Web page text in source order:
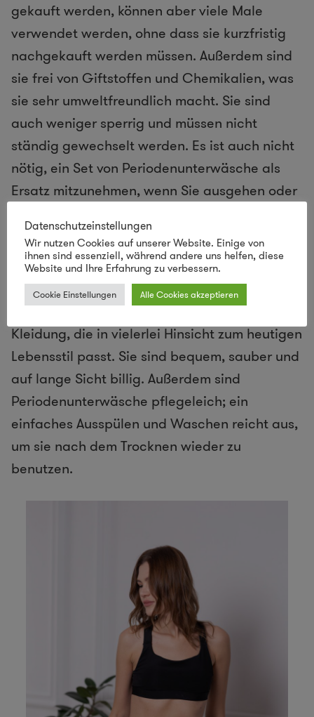
gekauft werden, können aber viele Male
verwendet werden, ohne dass sie kurzfristig
nachgekauft werden müssen. Außerdem sind
sie frei von Giftstoffen und Chemikalien, was
sie sehr umweltfreundlich macht. Sie sind
auch weniger sperrig und müssen nicht
ständig gewechselt werden. Es ist auch nicht
nötig, ein Set von Periodenunterwäsche als
Ersatz mitzunehmen, wenn Sie ausgehen oder
Sie sind ein ideales modernes
Kleidungsstück
Periodenunterwäsche sind die ideale moderne
Kleidung, die in vielerlei Hinsicht zum heutigen
Lebensstil passt. Sie sind bequem, sauber und
auf lange Sicht billig. Außerdem sind
Periodenunterwäsche pflegeleich; ein
einfaches Ausspülen und Waschen reicht aus,
um sie nach dem Trocknen wieder zu
benutzen.
Datenschutzeinstellungen
Wir nutzen Cookies auf unserer Website. Einige von
ihnen sind essenziell, während andere uns helfen, diese
Website und Ihre Erfahrung zu verbessern.
Cookie Einstellungen Alle Cookies akzeptieren